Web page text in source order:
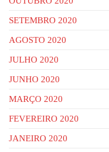
SETEMBRO 2020
AGOSTO 2020
JULHO 2020
JUNHO 2020
MARÇO 2020
FEVEREIRO 2020
JANEIRO 2020